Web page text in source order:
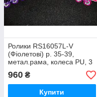
Ролики RS16057L-V
(Фіолетові) р. 35-39,
метал.рама, колеса PU, 3
кольори
960 ₴
Купити